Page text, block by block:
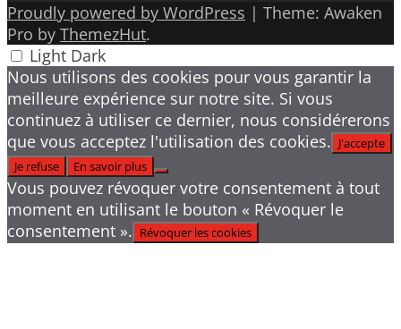
Proudly powered by WordPress | Theme: Awaken
Pro by ThemezHut.
Light Dark
Nous utilisons des cookies pour vous garantir la
meilleure expérience sur notre site. Si vous
continuez à utiliser ce dernier, nous considérerons
que vous acceptez l'utilisation des cookies. J'accepte
Je refuse
En savoir plus
Vous pouvez révoquer votre consentement à tout
moment en utilisant le bouton « Révoquer le
consentement ». Révoquer les cookies